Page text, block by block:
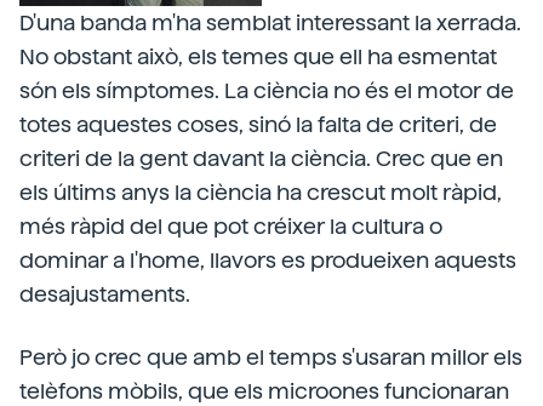
D'una banda m'ha semblat interessant la xerrada.
No obstant això, els temes que ell ha esmentat
són els símptomes. La ciència no és el motor de
totes aquestes coses, sinó la falta de criteri, de
criteri de la gent davant la ciència. Crec que en
els últims anys la ciència ha crescut molt ràpid,
més ràpid del que pot créixer la cultura o
dominar a l'home, llavors es produeixen aquests
desajustaments.
Però jo crec que amb el temps s'usaran millor els
telèfons mòbils, que els microones funcionaran